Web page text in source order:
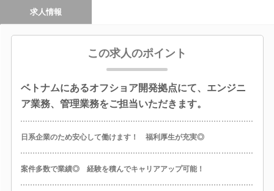
求人情報
この求人のポイント
ベトナムにあるオフショア開発拠点にて、エンジニ
ア業務、管理業務をご担当いただきます。
日系企業のため安心して働けます！ 福利厚生が充実◎
案件多数で業績◎ 経験を積んでキャリアアップ可能！